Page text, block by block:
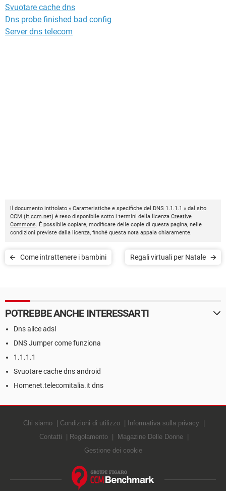
Svuotare cache dns
Dns probe finished bad config
Server dns telecom
Il documento intitolato « Caratteristiche e specifiche del DNS 1.1.1.1 » dal sito
CCM (it.ccm.net) è reso disponibile sotto i termini della licenza Creative
Commons. È possibile copiare, modificare delle copie di questa pagina, nelle
condizioni previste dalla licenza, finché questa nota appaia chiaramente.
Come intrattenere i bambini Regali virtuali per Natale
POTREBBE ANCHE INTERESSARTI
Dns alice adsl
DNS Jumper come funziona
1.1.1.1
Svuotare cache dns android
Homenet.telecomitalia.it dns
Chi siamo Condizioni di utilizzo
Informativa sulla privacy
Contatti
Regolamento
Magazine Delle Donne
Gestione dei cookie